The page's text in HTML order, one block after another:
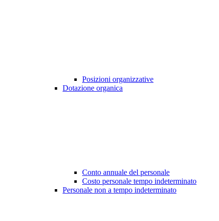
Posizioni organizzative
Dotazione organica
Conto annuale del personale
Costo personale tempo indeterminato
Personale non a tempo indeterminato